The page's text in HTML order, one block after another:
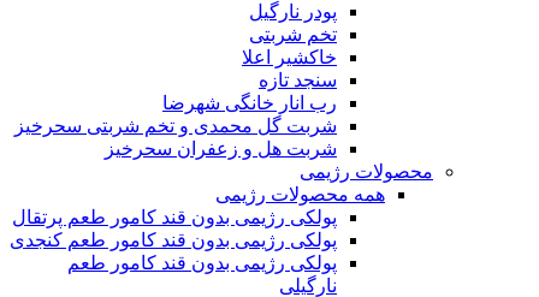
پودر نارگیل
تخم شربتی
خاکشیر اعلا
سنجد تازه
رب انار خانگی شهرضا
شربت گل محمدی و تخم شربتی سحرخیز
شربت هل و زعفران سحرخیز
محصولات رژیمی
همه محصولات رژیمی
پولکی رژیمی بدون قند کامور طعم پرتقال
پولکی رژیمی بدون قند کامور طعم کنجدی
پولکی رژیمی بدون قند کامور طعم
نارگیلی